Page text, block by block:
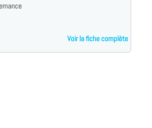
Voir la fiche complète